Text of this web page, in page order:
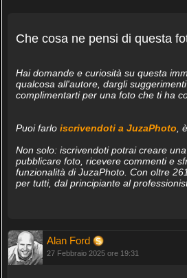
Che cosa ne pensi di questa
Hai domande e curiosità su questa
qualcosa all'autore, dargli
complimentarti per una foto che ti ha
Puoi farlo iscrivendoti a JuzaPhoto ,
Non solo: iscrivendoti potrai creare
pubblicare foto, ricevere commenti e
funzionalità di JuzaPhoto. Con oltre
per tutti, dal principiante al
Alan Ford
27 Febbraio 2025 ore 19:31